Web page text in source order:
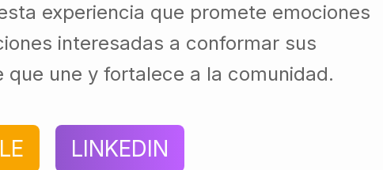
experiencia que promete emociones
interesadas a conformar sus
une y fortalece a la comunidad.
LINKEDIN